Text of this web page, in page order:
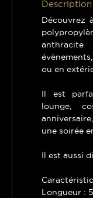
Description
Découvrez
ou en
Il est
lounge,
une soirée
Il est aussi
Longueur :